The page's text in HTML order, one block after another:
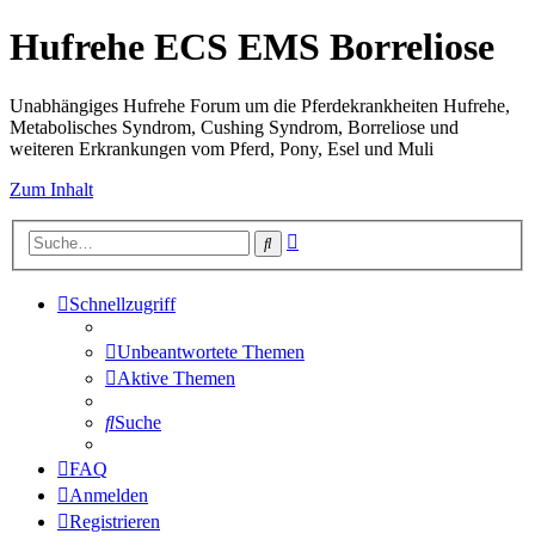
Hufrehe ECS EMS Borreliose
Unabhängiges Hufrehe Forum um die Pferdekrankheiten Hufrehe,
Metabolisches Syndrom, Cushing Syndrom, Borreliose und
weiteren Erkrankungen vom Pferd, Pony, Esel und Muli
Zum Inhalt
Suche
Schnellzugriff
Unbeantwortete Themen
Aktive Themen
Suche
FAQ
Anmelden
Registrieren